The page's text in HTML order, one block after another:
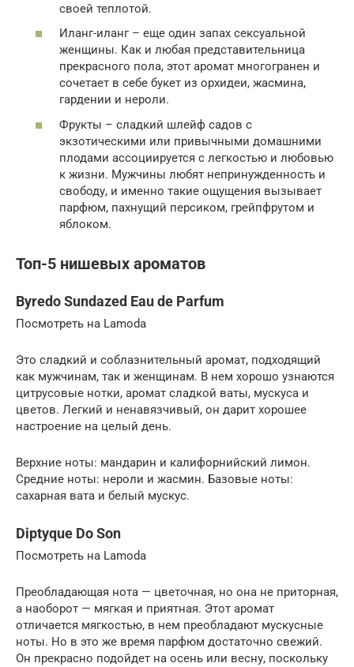
своей теплотой.
Иланг-иланг – еще один запах сексуальной
женщины. Как и любая представительница
прекрасного пола, этот аромат многогранен и
сочетает в себе букет из орхидеи, жасмина,
гардении и нероли.
Фрукты – сладкий шлейф садов с
экзотическими или привычными домашними
плодами ассоциируется с легкостью и любовью
к жизни. Мужчины любят непринужденность и
свободу, и именно такие ощущения вызывает
парфюм, пахнущий персиком, грейпфрутом и
яблоком.
Топ-5 нишевых ароматов
Byredo Sundazed Eau de Parfum
Посмотреть на Lamoda
Это сладкий и соблазнительный аромат, подходящий
как мужчинам, так и женщинам. В нем хорошо узнаются
цитрусовые нотки, аромат сладкой ваты, мускуса и
цветов. Легкий и ненавязчивый, он дарит хорошее
настроение на целый день.
Верхние ноты: мандарин и калифорнийский лимон.
Средние ноты: нероли и жасмин. Базовые ноты:
сахарная вата и белый мускус.
Diptyque Do Son
Посмотреть на Lamoda
Преобладающая нота — цветочная, но она не приторная,
а наоборот — мягкая и приятная. Этот аромат
отличается мягкостью, в нем преобладают мускусные
ноты. Но в это же время парфюм достаточно свежий.
Он прекрасно подойдет на осень или весну, поскольку